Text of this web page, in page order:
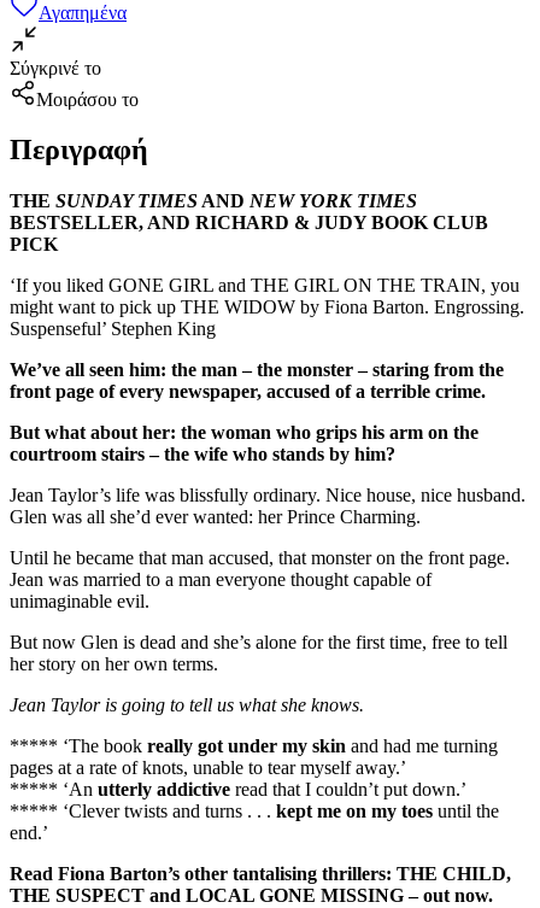
Αγαπημένα
Σύγκρινέ το
Μοιράσου το
Περιγραφή
THE SUNDAY TIMES AND NEW YORK TIMES
BESTSELLER, AND RICHARD & JUDY BOOK CLUB
PICK
‘If you liked GONE GIRL and THE GIRL ON THE TRAIN, you
might want to pick up THE WIDOW by Fiona Barton. Engrossing.
Suspenseful’ Stephen King
We’ve all seen him: the man – the monster – staring from the
front page of every newspaper, accused of a terrible crime.
But what about her: the woman who grips his arm on the
courtroom stairs – the wife who stands by him?
Jean Taylor’s life was blissfully ordinary. Nice house, nice husband.
Glen was all she’d ever wanted: her Prince Charming.
Until he became that man accused, that monster on the front page.
Jean was married to a man everyone thought capable of
unimaginable evil.
But now Glen is dead and she’s alone for the first time, free to tell
her story on her own terms.
Jean Taylor is going to tell us what she knows.
***** ‘The book really got under my skin and had me turning
pages at a rate of knots, unable to tear myself away.’
***** ‘An utterly addictive read that I couldn’t put down.’
***** ‘Clever twists and turns . . . kept me on my toes until the
end.’
Read Fiona Barton’s other tantalising thrillers: THE CHILD,
THE SUSPECT and LOCAL GONE MISSING – out now.